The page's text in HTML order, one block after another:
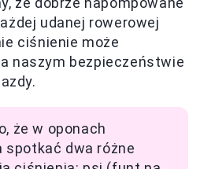
udanej rowerowej
ciśnienie może
naszym bezpieczeństwie
że w oponach
spotkać dwa różne